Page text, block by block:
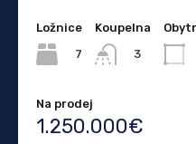
Ložnice
7
Koupelna
3
Na prodej
1.250.000€